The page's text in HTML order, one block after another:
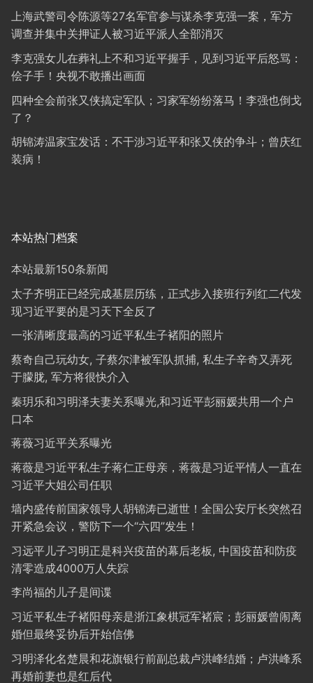
上海武警司令陈源等27名军官参与谋杀李克强一案，军方
调查并集中关押证人被习近平派人全部消灭
李克强女儿在葬礼上不和习近平握手，见到习近平后怒骂：
侩子手！央视不敢播出画面
四种全会前张又侠搞定军队；习家军纷纷落马！李强也倒戈
了？
胡锦涛温家宝发话：不干涉习近平和张又侠的争斗；曾庆红
装病！
本站热门档案
本站最新150条新闻
太子齐明正已经完成基层历练，正式步入接班行列红二代发
现习近平要的是习天下全反了
一张清晰度最高的习近平私生子褚阳的照片
蔡奇自己玩幼女, 子蔡尔津被军队抓捕, 私生子辛奇又弄死
于朦胧, 军方将很快介入
秦玥乐和习明泽夫妻关系曝光,和习近平彭丽媛共用一个户
口本
蒋薇习近平关系曝光
蒋薇是习近平私生子蒋仁正母亲，蒋薇是习近平情人一直在
习近平大姐公司任职
墙内盛传前国家领导人胡锦涛已逝世！全国公安厅长突然召
开紧急会议，警防下一个“六四”发生！
习远平儿子习明正是科兴疫苗的幕后老板, 中国疫苗和防疫
清零造成4000万人失踪
李尚福的儿子是间谍
习近平私生子褚阳母亲是浙江象棋冠军褚宸；彭丽媛曾闹离
婚但最终妥协后开始信佛
习明泽化名楚晨和花旗银行前副总裁卢洪峰结婚；卢洪峰系
再婚前妻也是红后代